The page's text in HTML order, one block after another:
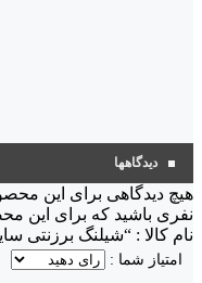
دیدگاهها
هیچ دیدگاهی برای این
نفری باشید که برای این
نام کالا : “شیلنگ برزنتی سایز 1/5 اینچ برند
امتیاز شما :